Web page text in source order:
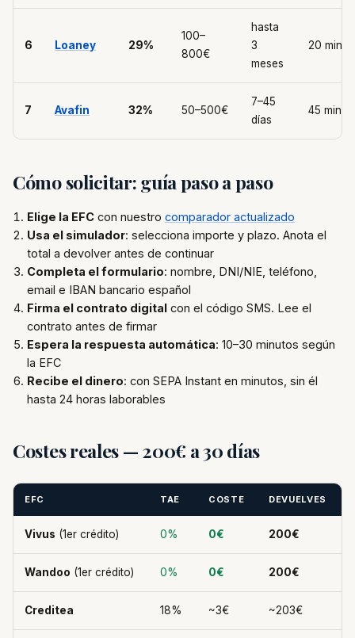
6 Loaney 29%
100–
800€
hasta
3
meses
20 min
7 Avafin 32% 50–500€
7–45
días
45 min
Cómo solicitar: guía paso a paso
Elige la EFC con nuestro comparador actualizado
Usa el simulador: selecciona importe y plazo. Anota el
total a devolver antes de continuar
Completa el formulario: nombre, DNI/NIE, teléfono,
email e IBAN bancario español
Firma el contrato digital con el código SMS. Lee el
contrato antes de firmar
Espera la respuesta automática: 10–30 minutos según
la EFC
Recibe el dinero: con SEPA Instant en minutos, sin él
hasta 24 horas laborables
Costes reales — 200€ a 30 días
EFC TAE COSTE DEVUELVES
Vivus (1er crédito) 0% 0€ 200€
Wandoo (1er crédito) 0% 0€ 200€
Creditea 18% ~3€ ~203€